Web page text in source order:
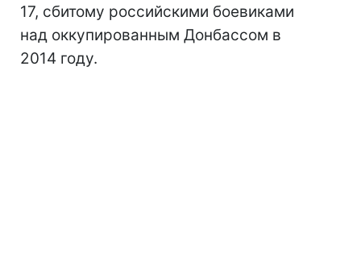
17, сбитому российскими боевиками
над оккупированным Донбассом в
2014 году.